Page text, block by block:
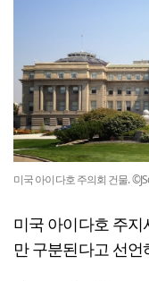
미국 아이다호 주의회 건물.
미국 아이다호 주
만 구분된다고 선